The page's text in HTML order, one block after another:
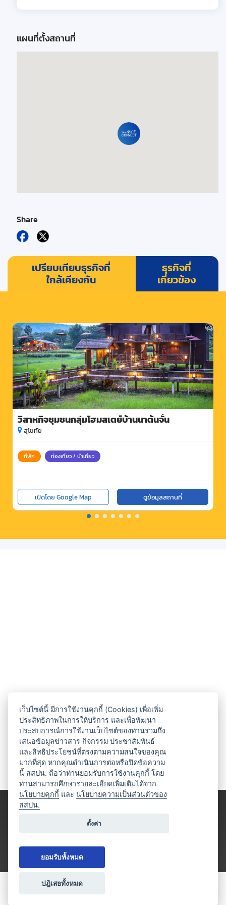
แผนที่ตั้งสถานที่
Share
เปรียบเทียบธุรกิจที่
ใกล้เคียงกัน
ธุรกิจที่
เกี่ยวข้อง
วิสาหกิจชุมชนกลุ่มโฮมสเตย์บ้านนาต้นจั่น
สุโขทัย
ที่พัก ท่องเที่ยว / นำเที่ยว
เปิดโดย Google Map ดูข้อมูลสถานที่
เว็บไซต์นี้ มีการใช้งานคุกกี้ (Cookies) เพื่อเพิ่ม
ประสิทธิภาพในการให้บริการ และเพื่อพัฒนา
ประสบการณ์การใช้งานเว็บไซต์ของท่านรวมถึง
เสนอข้อมูลข่าวสาร กิจกรรม ประชาสัมพันธ์
และสิทธิประโยชน์ที่ตรงตามความสนใจของคุณ
มากที่สุด หากคุณดำเนินการต่อหรือปิดข้อความ
นี้ สสปน. ถือว่าท่านยอมรับการใช้งานคุกกี้ โดย
ท่านสามารถศึกษารายละเอียดเพิ่มเติมได้จาก
นโยบายคุกกี้ และนโยบายความเป็นส่วนตัวของ
สสปน.
ตั้งค่า
ยอมรับทั้งหมด
ปฎิเสธทั้งหมด